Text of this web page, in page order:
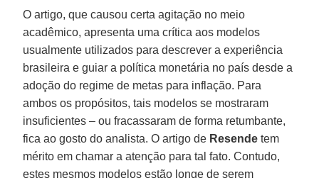
O artigo, que causou certa agitação no meio
acadêmico, apresenta uma crítica aos modelos
usualmente utilizados para descrever a experiência
brasileira e guiar a política monetária no país desde a
adoção do regime de metas para inflação. Para
ambos os propósitos, tais modelos se mostraram
insuficientes – ou fracassaram de forma retumbante,
fica ao gosto do analista. O artigo de Resende tem
mérito em chamar a atenção para tal fato. Contudo,
estes mesmos modelos estão longe de serem